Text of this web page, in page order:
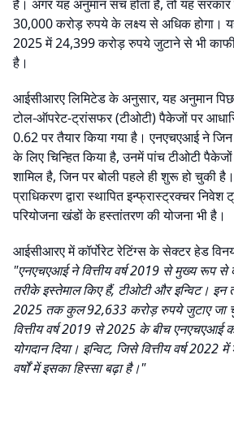
है। अगर यह अनुमान सच होता है, तो यह सरकार
30,000 करोड़ रुपये के लक्ष्य से अधिक होगा। यह
2025 में 24,399 करोड़ रुपये जुटाने से भी काफी
है।
आईसीआरए लिमिटेड के अनुसार, यह अनुमान
टोल-ऑपरेट-ट्रांसफर (टीओटी) पैकेजों पर
0.62 पर तैयार किया गया है। एनएचएआई ने
के लिए चिन्हित किया है, उनमें पांच टीओटी पैकेजों
शामिल है, जिन पर बोली पहले ही शुरू हो चुकी
प्राधिकरण द्वारा स्थापित इन्फ्रास्ट्रक्चर निवेश
परियोजना खंडों के हस्तांतरण की योजना भी है।
आईसीआरए में कॉर्पोरेट रेटिंग्स के सेक्टर हेड
"एनएचएआई ने वित्तीय वर्ष 2019 से मुख्य रूप से
तरीके इस्तेमाल किए हैं, टीओटी और इन्विट। इन
2025 तक कुल 92,633 करोड़ रुपये जुटाए जा
वित्तीय वर्ष 2019 से 2025 के बीच एनएचएआई
योगदान दिया। इन्विट, जिसे वित्तीय वर्ष 2022
वर्षों में इसका हिस्सा बढ़ा है।"